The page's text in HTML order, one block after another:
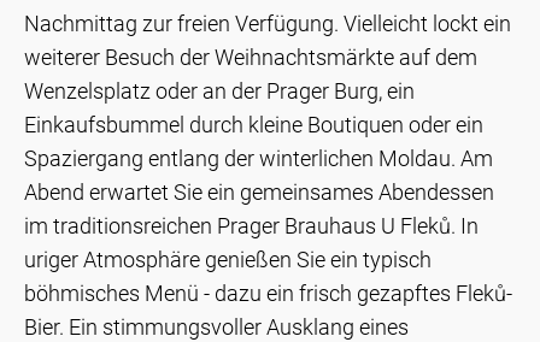
Nachmittag zur freien Verfügung. Vielleicht lockt ein
weiterer Besuch der Weihnachtsmärkte auf dem
Wenzelsplatz oder an der Prager Burg, ein
Einkaufsbummel durch kleine Boutiquen oder ein
Spaziergang entlang der winterlichen Moldau. Am
Abend erwartet Sie ein gemeinsames Abendessen
im traditionsreichen Prager Brauhaus U Fleků. In
uriger Atmosphäre genießen Sie ein typisch
böhmisches Menü - dazu ein frisch gezapftes Fleků-
Bier. Ein stimmungsvoller Ausklang eines